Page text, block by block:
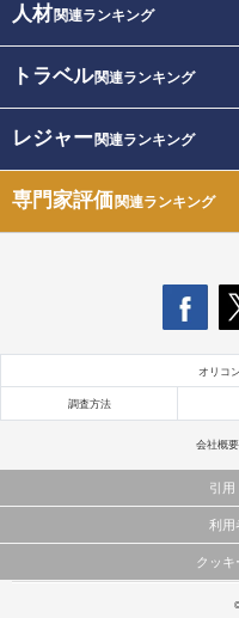
人材関連ランキング
トラベル関連ランキング
レジャー関連ランキング
専門家評価関連ランキング
オリコ
調査方法
会社概要
引用
当サイトで公開されている情報（文字、
これらの情報を権利者の許可なく無断転
利用
当サイトに掲載している内容はすべてサ
弊社の見解・ 意見ではないことをご理解
クッキ
このサイトでは Cookie を使用して、ユ